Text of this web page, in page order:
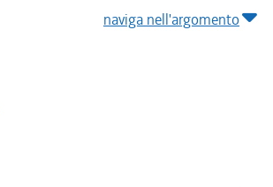
naviga nell'argomento